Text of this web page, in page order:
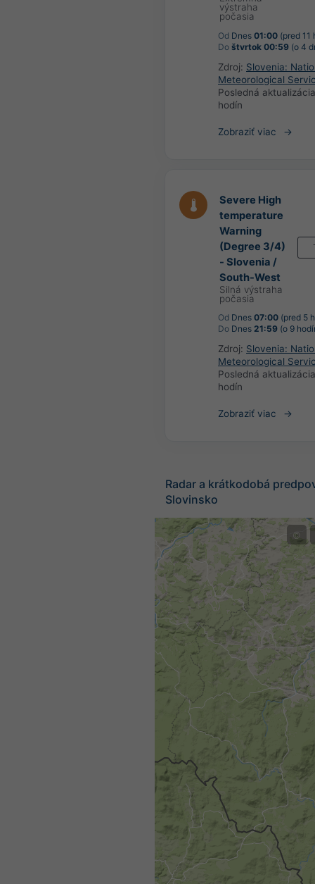
výstraha
počasia
Od Dnes 01:00 (pred 11
Do štvrtok 00:59 (o 4
Zdroj: Slovenia:
Meteorological
Posledná
hodín
Zobraziť viac
Severe High
temperature
Warning
(Degree 3/4)
- Slovenia /
South-West
Silná výstraha
počasia
Od Dnes 07:00 (pred 5
Do Dnes 21:59 (o 9
Zdroj: Slovenia:
Meteorological
Posledná
hodín
Zobraziť viac
Radar a krátkodobá
Slovinsko
©